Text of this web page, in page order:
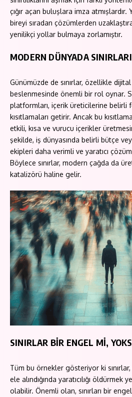
çığır açan buluşlara imza atmışlardır.
bireyi sıradan çözümlerden
yenilikçi yollar bulmaya zorlamıştır.
MODERN DÜNYADA
Günümüzde de sınırlar, özellikle dijital
beslenmesinde önemli bir rol oynar.
platformları, içerik üreticilerine belirli
kısıtlamaları getirir. Ancak bu
etkili, kısa ve vurucu içerikler
şekilde, iş dünyasında belirli bütçe
ekipleri daha verimli ve yaratıcı
Böylece sınırlar, modern çağda da
katalizörü haline gelir.
SINIRLAR BİR ENGEL Mİ,
Tüm bu örnekler gösteriyor ki sınırlar,
ele alındığında yaratıcılığı
olabilir. Önemli olan, sınırları bir